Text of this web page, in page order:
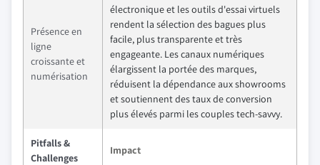
Présence en
ligne
croissante et
numérisation
électronique et les outils d'essai virtuels
rendent la sélection des bagues plus
facile, plus transparente et très
engageante. Les canaux numériques
élargissent la portée des marques,
réduisent la dépendance aux showrooms
et soutiennent des taux de conversion
plus élevés parmi les couples tech-savvy.
Pitfalls &
Challenges
Impact